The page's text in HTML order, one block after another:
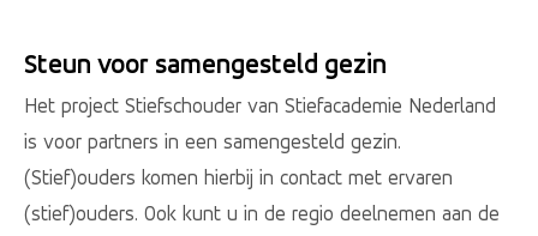
Steun voor samengesteld gezin
Het project Stiefschouder van Stiefacademie Nederland
is voor partners in een samengesteld gezin.
(Stief)ouders komen hierbij in contact met ervaren
(stief)ouders. Ook kunt u in de regio deelnemen aan de